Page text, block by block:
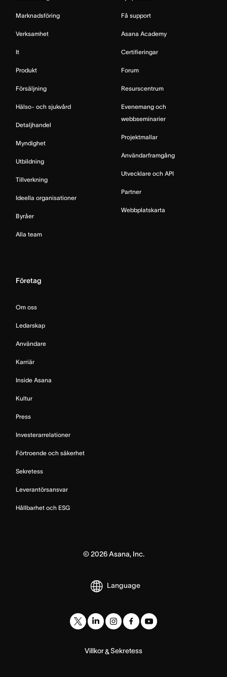
Marknadsföring
Verksamhet
It
Produkt
Försäljning
Hälso- och sjukvård
Detaljhandel
Myndighet
Utbildning
Tillverkning
Ideella organisationer
Byråer
Alla team
Få support
Asana Academy
Certifieringar
Forum
Resurscentrum
Evenemang och
webbseminarier
Projektmallar
Användarframgång
Utvecklare och API
Partner
Webbplatskarta
Företag
Om oss
Ledarskap
Användare
Karriär
Inside Asana
Kultur
Press
Investerarrelationer
Förtroende och säkerhet
Sekretess
Leverantörsansvar
Hållbarhet och ESG
© 2026Asana, Inc.
Language
Villkor&Sekretess